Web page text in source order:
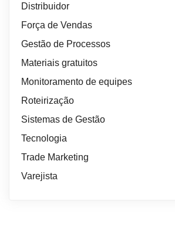
Distribuidor
Força de Vendas
Gestão de Processos
Materiais gratuitos
Monitoramento de equipes
Roteirização
Sistemas de Gestão
Tecnologia
Trade Marketing
Varejista